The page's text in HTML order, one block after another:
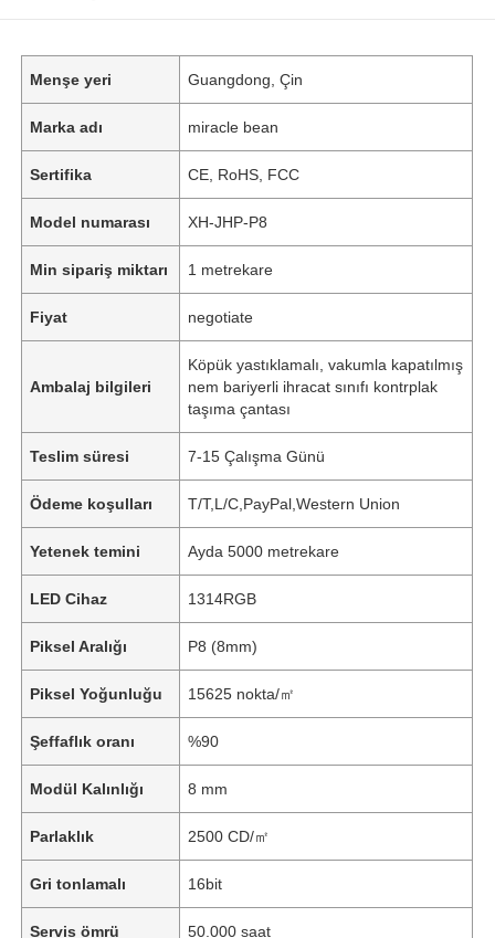
Menşe yeri Guangdong, Çin
Marka adı miracle bean
Sertifika CE, RoHS, FCC
Model numarası XH-JHP-P8
Min sipariş miktarı 1 metrekare
Fiyat negotiate
Ambalaj bilgileri
Köpük yastıklamalı, vakumla kapatılmış
nem bariyerli ihracat sınıfı kontrplak
taşıma çantası
Teslim süresi 7-15 Çalışma Günü
Ödeme koşulları T/T,L/C,PayPal,Western Union
Yetenek temini Ayda 5000 metrekare
LED Cihaz 1314RGB
Piksel Aralığı P8 (8mm)
Piksel Yoğunluğu 15625 nokta/㎡
Şeffaflık oranı %90
Modül Kalınlığı 8 mm
Parlaklık 2500 CD/㎡
Gri tonlamalı 16bit
Servis ömrü 50.000 saat